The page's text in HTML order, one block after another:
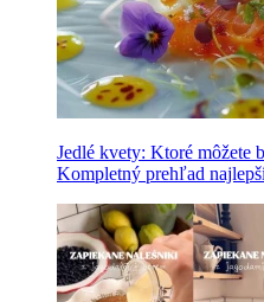
Jedlé kvety: Ktoré môžete
Kompletný prehľad